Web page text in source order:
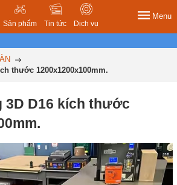
Sản phẩm
Tin tức Dịch vụ
Menu
thước 1200x1200x100mm.
3D D16 kích thước